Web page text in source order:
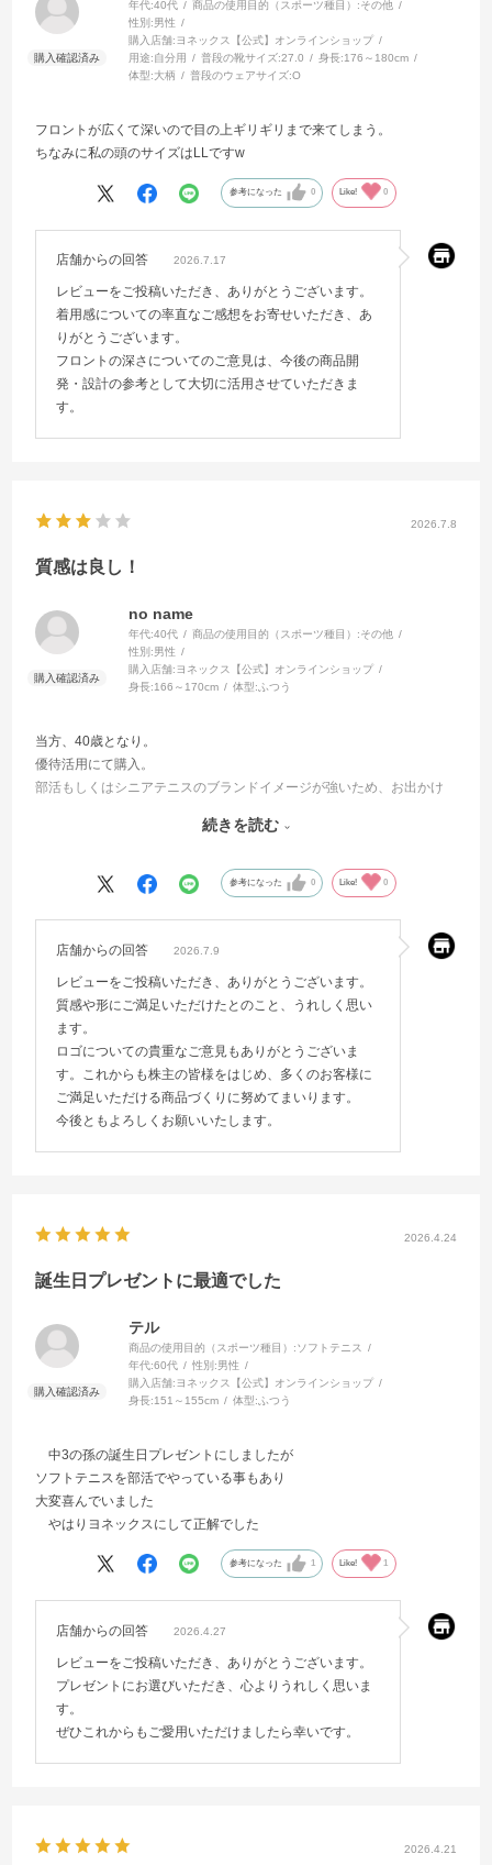
年代:40代 商品の使用目的（スポーツ種目）:その他
性別:男性
購入店舗: ヨネックス【公式】オンラインショップ
用途:自分用 普段の靴サイズ:27.0 身長:176～180cm
体型:大柄 普段のウェアサイズ:O
フロントが広くて深いので目の上ギリギリまで来てしまう。
ちなみに私の頭のサイズはLLですw
参考になった 0 Like! 0
店舗からの回答 2026.7.17
レビューをご投稿いただき、ありがとうございます。
着用感についての率直なご感想をお寄せいただき、あ
りがとうございます。
フロントの深さについてのご意見は、今後の商品開
発・設計の参考として大切に活用させていただきま
す。
2026.7.8
質感は良し！
no name
年代:40代 商品の使用目的（スポーツ種目）:その他
性別:男性
購入店舗: ヨネックス【公式】オンラインショップ
身長:166～170cm 体型: ふつう
当方、40歳となり。
優待活用にて購入。
部活もしくはシニアテニスのブランドイメージが強いため、お出かけ
日常の陽射し避けには良いかと。
願わくば、もう少し控えめなロゴだと嬉しい。
続きを読む
参考になった 0 Like! 0
店舗からの回答 2026.7.9
レビューをご投稿いただき、ありがとうございます。
質感や形にご満足いただけたとのこと、うれしく思い
ます。
ロゴについての貴重なご意見もありがとうございま
す。これからも株主の皆様をはじめ、多くのお客様に
ご満足いただける商品づくりに努めてまいります。
今後ともよろしくお願いいたします。
2026.4.24
誕生日プレゼントに最適でした
テル
商品の使用目的（スポーツ種目）:ソフトテニス
年代:60代 性別:男性
購入店舗: ヨネックス【公式】オンラインショップ
身長:151～155cm 体型: ふつう
中3の孫の誕生日プレゼントにしましたが
ソフトテニスを部活でやっている事もあり
大変喜んでいました
やはりヨネックスにして正解でした
参考になった 1 Like! 1
店舗からの回答 2026.4.27
レビューをご投稿いただき、ありがとうございます。
プレゼントにお選びいただき、心よりうれしく思いま
す。
ぜひこれからもご愛用いただけましたら幸いです。
2026.4.21